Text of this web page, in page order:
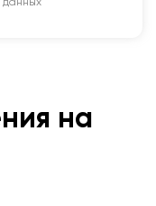
данных
на